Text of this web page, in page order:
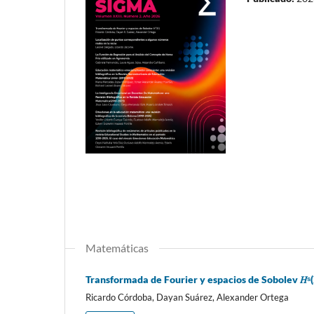
Matemáticas
Transformada de Fourier y espacios de Sobolev
Ricardo Córdoba, Dayan Suárez, Alexander Ortega